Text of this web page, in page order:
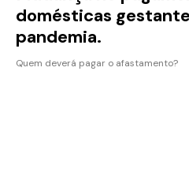
domésticas
pandemia.
Quem deverá pagar o afastamento?